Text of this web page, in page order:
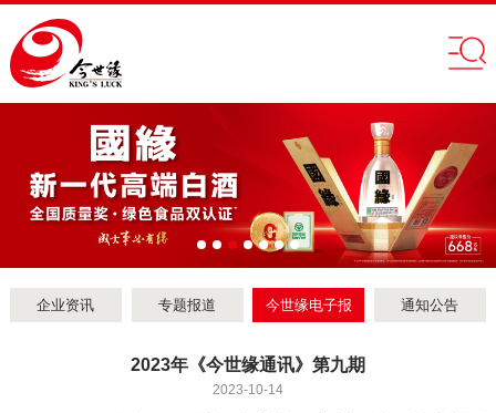
企业资讯 专题报道 今世缘电子报 通知公告
2023年《今世缘通讯》第九期
2023-10-14